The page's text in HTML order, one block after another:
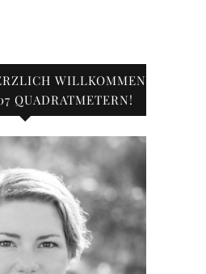
WILLKOMMEN
QUADRATMETERN!